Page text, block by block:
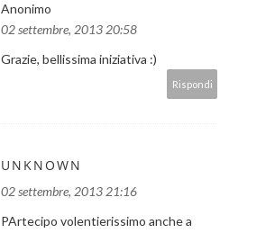
Anonimo
02 settembre, 2013 20:58
Grazie, bellissima iniziativa :)
Rispondi
UNKNOWN
02 settembre, 2013 21:16
PArtecipo volentierissimo anche a